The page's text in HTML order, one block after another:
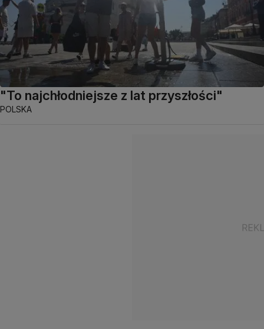
"To najchłodniejsze z lat przyszłości"
POLSKA